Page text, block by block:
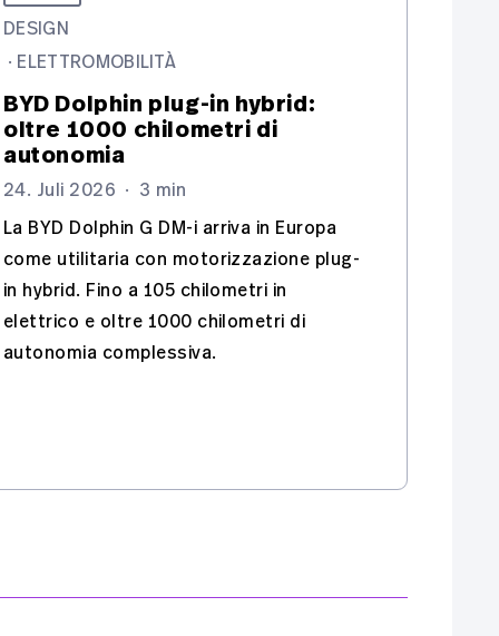
DESIGN
· ELETTROMOBILITÀ
BYD Dolphin plug-in hybrid:
oltre 1000 chilometri di
autonomia
24. Juli 2026 · 3 min
La BYD Dolphin G DM-i arriva in Europa
come utilitaria con motorizzazione plug-
in hybrid. Fino a 105 chilometri in
elettrico e oltre 1000 chilometri di
autonomia complessiva.